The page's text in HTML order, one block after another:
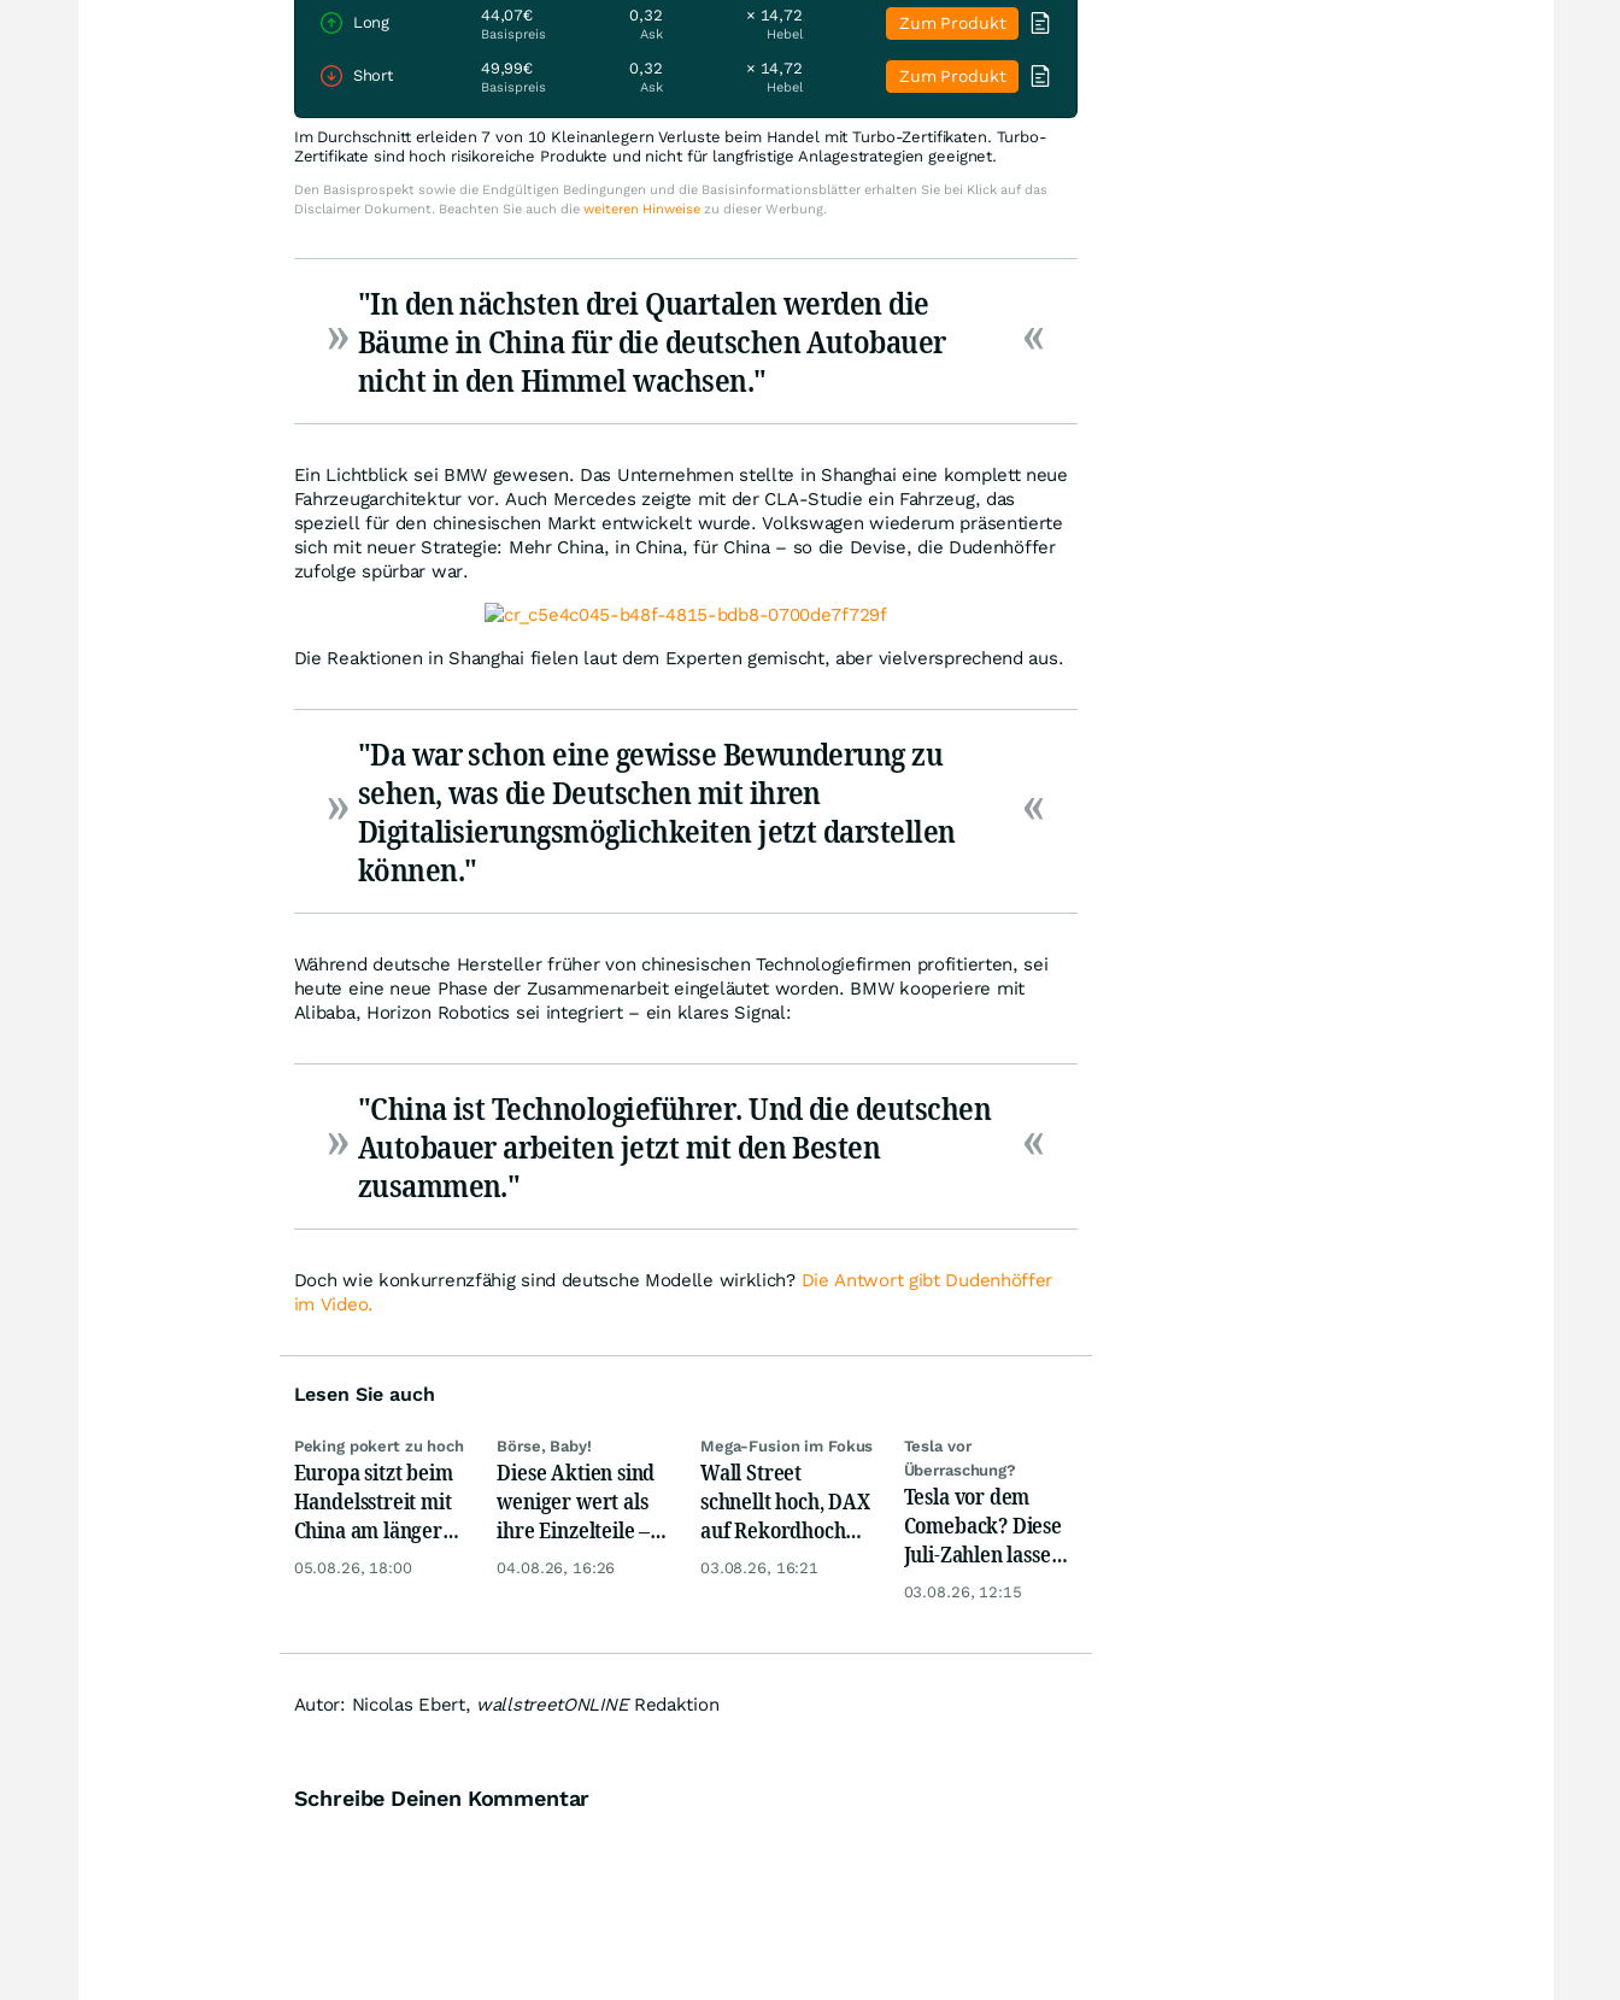
Long 44,07€
Basispreis
0,32
Ask
× 14,72
Hebel
Zum Produkt
Short 49,99€
Basispreis
0,32
Ask
× 14,72
Hebel
Zum Produkt
Im Durchschnitt erleiden 7 von 10 Kleinanlegern Verluste beim Handel mit Turbo-Zertifikaten. Turbo-
Zertifikate sind hoch risikoreiche Produkte und nicht für langfristige Anlagestrategien geeignet.
Den Basisprospekt sowie die Endgültigen Bedingungen und die Basisinformationsblätter erhalten Sie bei Klick auf das
Disclaimer Dokument. Beachten Sie auch die weiteren Hinweisezu dieser Werbung.
"In den nächsten drei Quartalen werden die
Bäume in China für die deutschen Autobauer
nicht in den Himmel wachsen."
Ein Lichtblick sei BMW gewesen. Das Unternehmen stellte in Shanghai eine komplett neue
Fahrzeugarchitektur vor. Auch Mercedes zeigte mit der CLA-Studie ein Fahrzeug, das
speziell für den chinesischen Markt entwickelt wurde. Volkswagen wiederum präsentierte
sich mit neuer Strategie: Mehr China, in China, für China – so die Devise, die Dudenhöffer
zufolge spürbar war.
Die Reaktionen in Shanghai fielen laut dem Experten gemischt, aber vielversprechend aus.
"Da war schon eine gewisse Bewunderung zu
sehen, was die Deutschen mit ihren
Digitalisierungsmöglichkeiten jetzt darstellen
können."
Während deutsche Hersteller früher von chinesischen Technologiefirmen profitierten, sei
heute eine neue Phase der Zusammenarbeit eingeläutet worden. BMW kooperiere mit
Alibaba, Horizon Robotics sei integriert – ein klares Signal:
"China ist Technologieführer. Und die deutschen
Autobauer arbeiten jetzt mit den Besten
zusammen."
Doch wie konkurrenzfähig sind deutsche Modelle wirklich? Die Antwort gibt Dudenhöffer
im Video.
Lesen Sie auch
Peking pokert zu hoch
Europa sitzt beim
Handelsstreit mit
China am längeren
Hebel
05.08.26, 18:00
Börse, Baby!
Diese Aktien sind
weniger wert als
ihre Einzelteile –
Chance oder Falle?
04.08.26, 16:26
Mega-Fusion im Fokus
Wall Street
schnellt hoch, DAX
auf Rekordhoch
dank Öl-Absturz
03.08.26, 16:21
Tesla vor
Überraschung?
Tesla vor dem
Comeback? Diese
Juli-Zahlen lassen
Anleger rätseln
03.08.26, 12:15
Autor: Nicolas Ebert, wallstreetONLINERedaktion
Schreibe Deinen Kommentar